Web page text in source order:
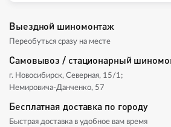
Выездной шиномонтаж
Переобуться сразу на месте
Самовывоз / стационарный
г. Новосибирск, Северная, 15/1;
Немировича-Данченко, 57
Бесплатная доставка по городу
Быстрая доставка в удобное вам время